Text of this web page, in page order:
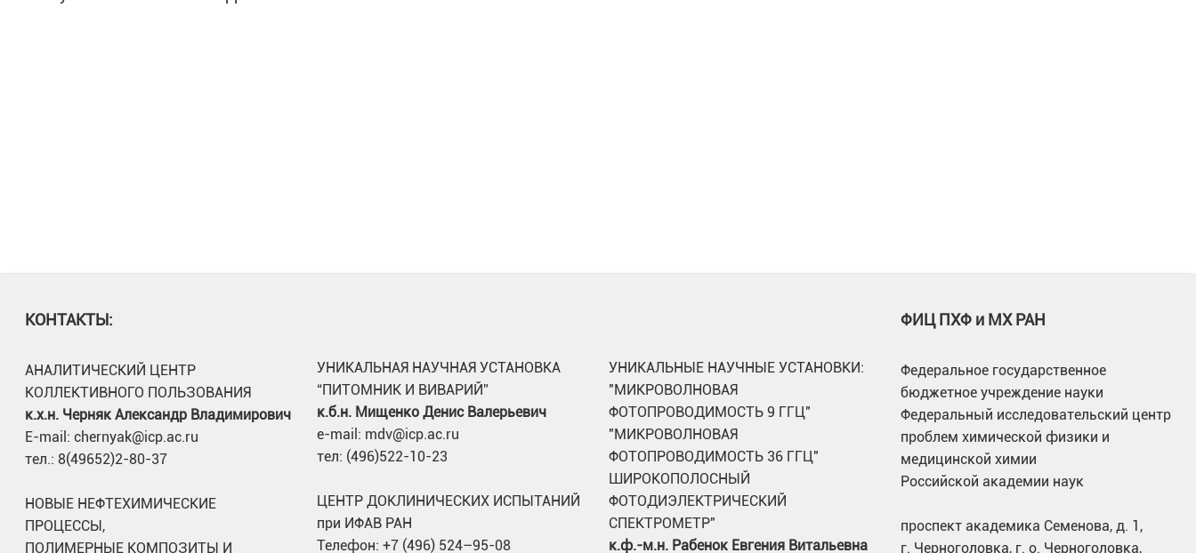
КОНТАКТЫ:
АНАЛИТИЧЕСКИЙ ЦЕНТР
КОЛЛЕКТИВНОГО ПОЛЬЗОВАНИЯ
к.х.н. Черняк Александр Владимирович
E-mail: chernyak@icp.ac.ru
тел.: 8(49652)2-80-37
НОВЫЕ НЕФТЕХИМИЧЕСКИЕ
ПРОЦЕССЫ,
ПОЛИМЕРНЫЕ КОМПОЗИТЫ И
УНИКАЛЬНАЯ НАУЧНАЯ УСТАНОВКА
“ПИТОМНИК И ВИВАРИЙ”
к.б.н. Мищенко Денис Валерьевич
e-mail: mdv@icp.ac.ru
тел: (496)522-10-23
ЦЕНТР ДОКЛИНИЧЕСКИХ ИСПЫТАНИЙ
при ИФАВ РАН
Телефон: +7 (496) 524–95-08
УНИКАЛЬНЫЕ НАУЧНЫЕ УСТАНОВКИ:
"МИКРОВОЛНОВАЯ
ФОТОПРОВОДИМОСТЬ 9 ГГЦ"
"МИКРОВОЛНОВАЯ
ФОТОПРОВОДИМОСТЬ 36 ГГЦ"
ШИРОКОПОЛОСНЫЙ
ФОТОДИЭЛЕКТРИЧЕСКИЙ
СПЕКТРОМЕТР"
к.ф.-м.н. Рабенок Евгения Витальевна
ФИЦ ПХФ и МХ РАН
Федеральное государственное
бюджетное учреждение науки
Федеральный исследовательский центр
проблем химической физики и
медицинской химии
Российской академии наук
проспект академика Семенова, д. 1,
г. Черноголовка, г. о. Черноголовка,